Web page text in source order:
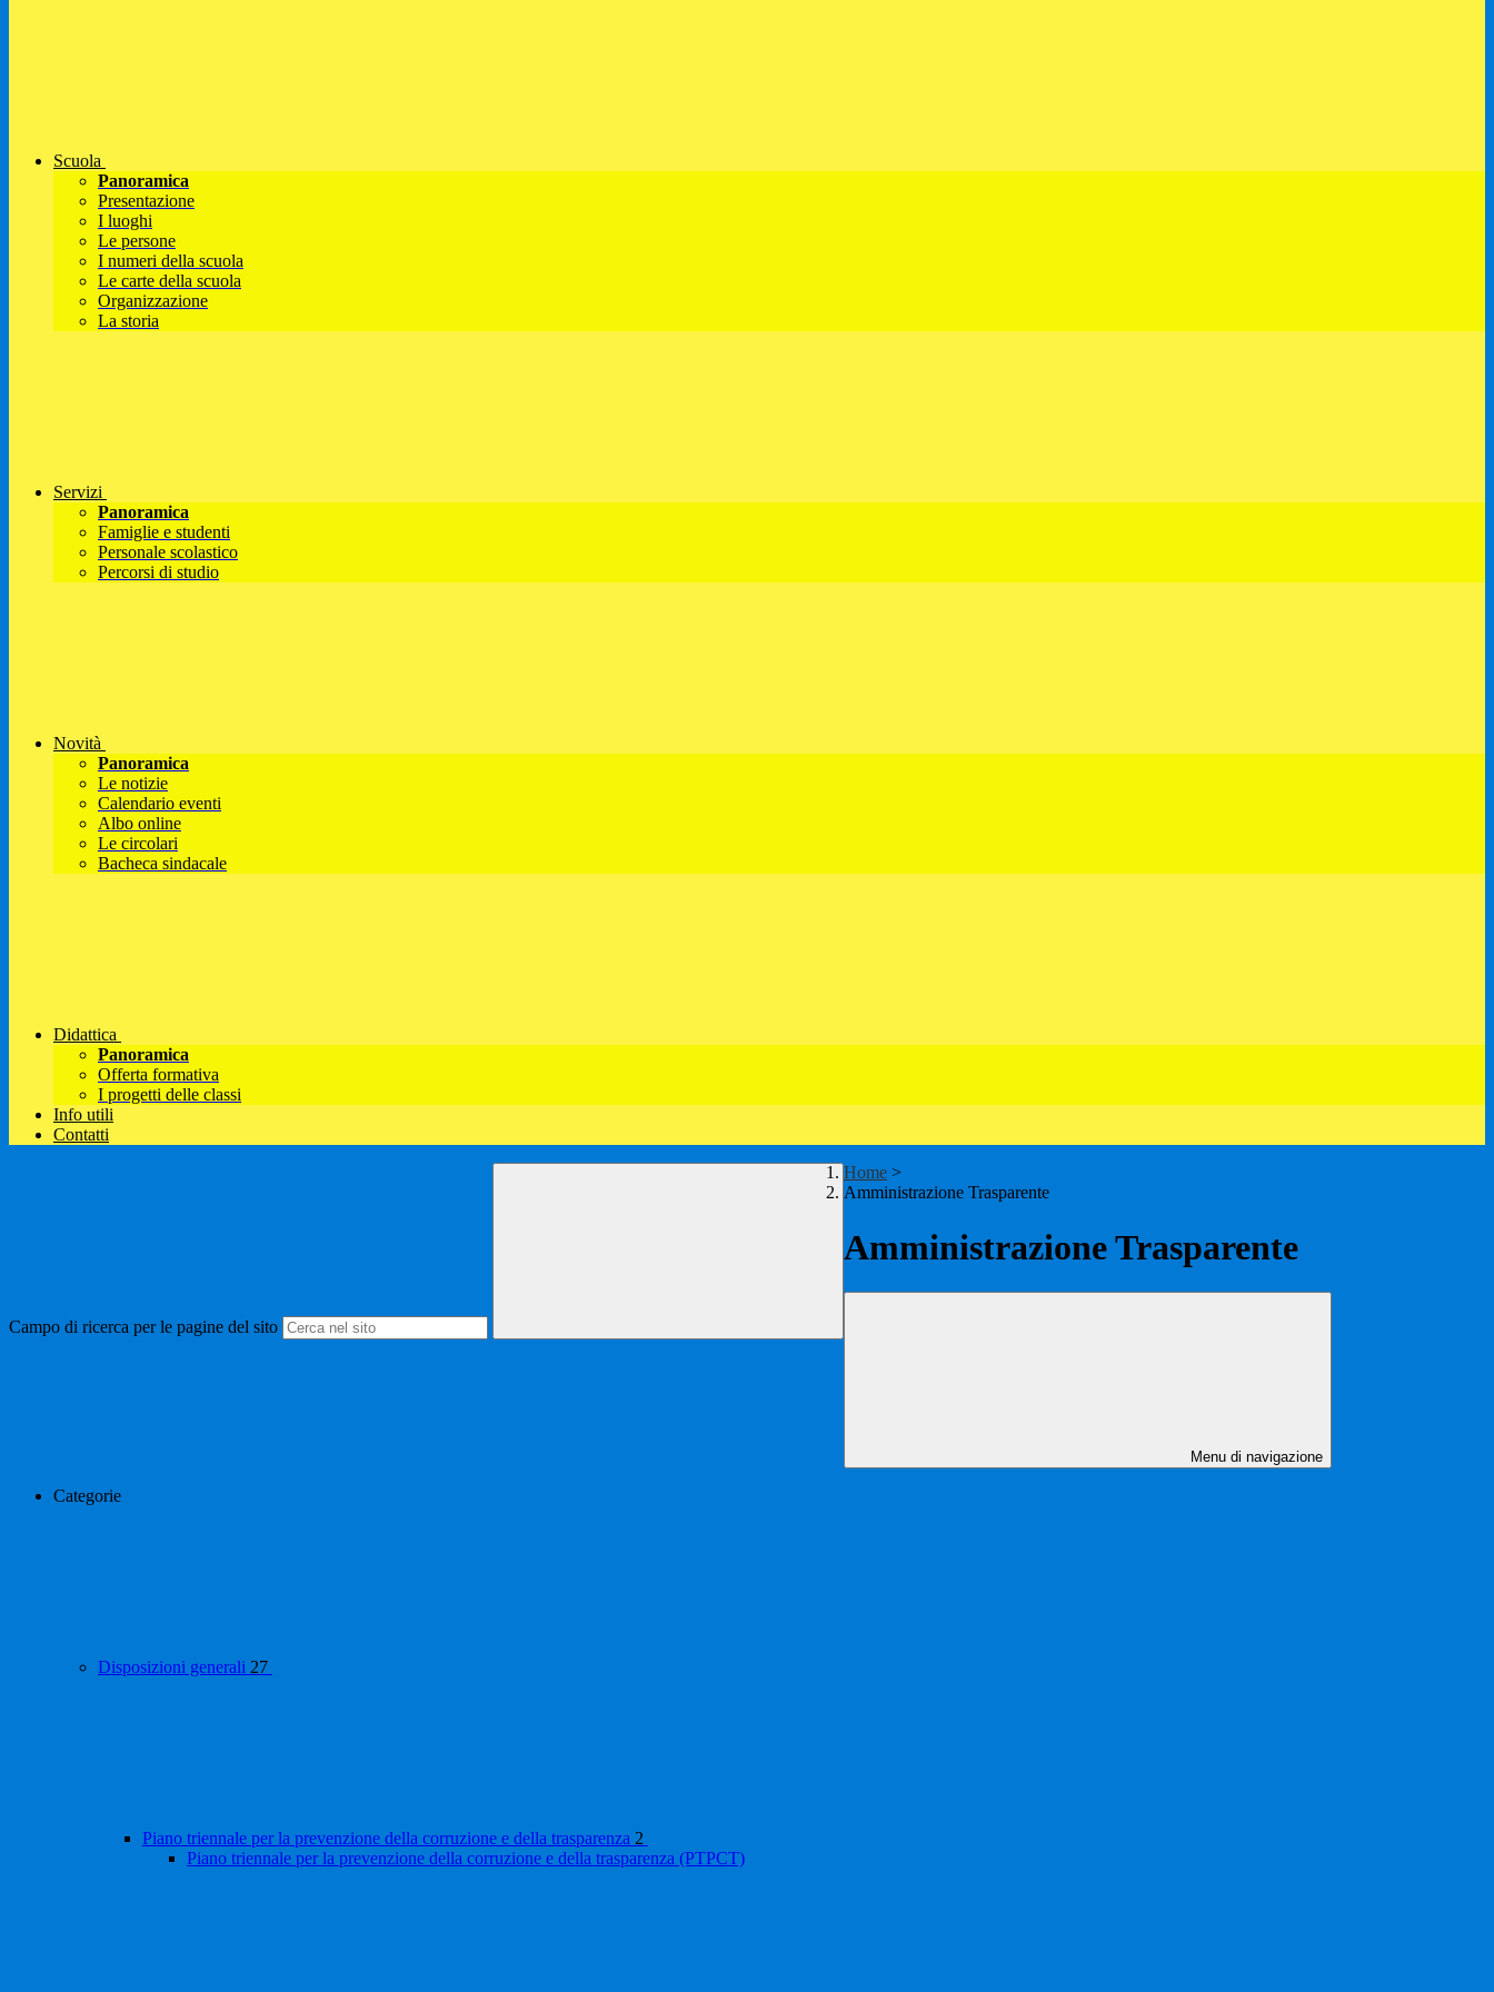
Scuola
Panoramica
Presentazione
I luoghi
Le persone
I numeri della scuola
Le carte della scuola
Organizzazione
La storia
Servizi
Panoramica
Famiglie e studenti
Personale scolastico
Percorsi di studio
Novità
Panoramica
Le notizie
Calendario eventi
Albo online
Le circolari
Bacheca sindacale
Didattica
Panoramica
Offerta formativa
I progetti delle classi
Info utili
Contatti
Campo di ricerca per le pagine del sito
Home >
Amministrazione Trasparente
Amministrazione Trasparente
Menu di navigazione
Categorie
Disposizioni generali 27
Piano triennale per la prevenzione della corruzione e della trasparenza 2
Piano triennale per la prevenzione della corruzione e della trasparenza (PTPCT)